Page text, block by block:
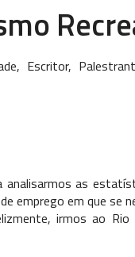
Escritor,
as
emprego em que se
irmos ao Rio